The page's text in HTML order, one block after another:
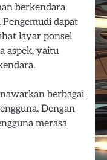
berkendara
dapat
layar ponsel
aspek, yaitu
berbagai
Dengan
merasa